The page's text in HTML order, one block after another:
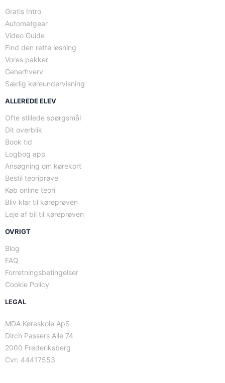
Gratis Intro
Automatgear
Video Guide
Find den rette løsning
Vores pakker
Generhverv
Særlig køreundervisning
ALLEREDE ELEV
Ofte stillede spørgsmål
Dit overblik
Book tid
Logbog app
Ansøgning om kørekort
Bestil teoriprøve
Køb online teori
Bliv klar til køreprøven
Leje af bil til køreprøven
OVRIGT
Blog
FAQ
Forretningsbetingelser
Cookie Policy
LEGAL
MDA Køreskole ApS
Dirch Passers Alle 74
2000 Frederiksberg
Cvr: 44417553